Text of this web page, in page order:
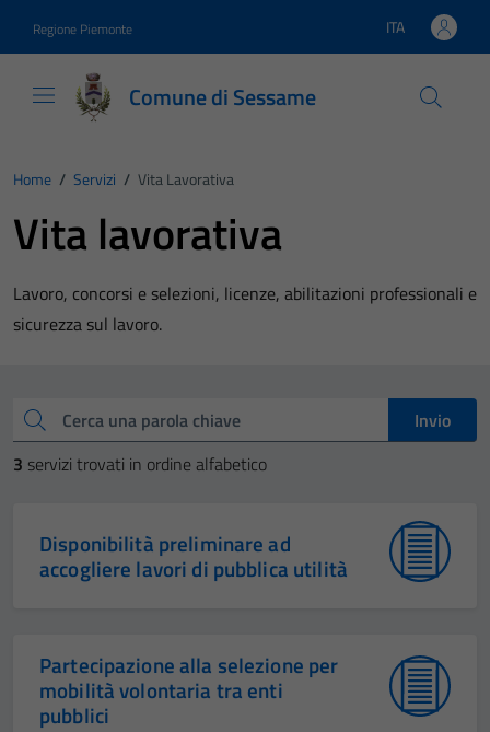
Regione Piemonte Lingua attiva:
ITA
Comune di Sessame
Home / Servizi / Vita Lavorativa
Vita lavorativa
Lavoro, concorsi e selezioni, licenze, abilitazioni professionali e
sicurezza sul lavoro.
Cerca una parola chiave
Invio
3 servizi trovati in ordine alfabetico
Disponibilità preliminare ad
accogliere lavori di pubblica utilità
Partecipazione alla selezione per
mobilità volontaria tra enti
pubblici